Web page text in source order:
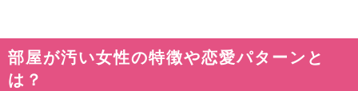
部屋が汚い女性の特徴や恋愛パターンと
は？